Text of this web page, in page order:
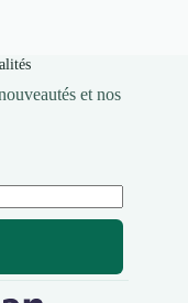
et nos